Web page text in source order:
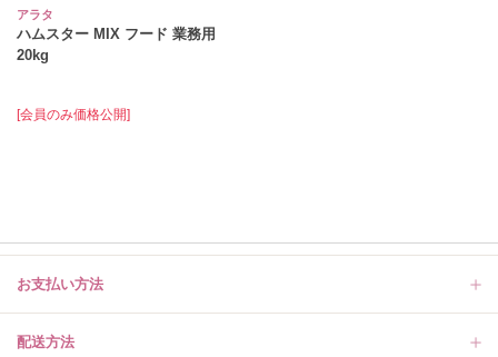
アラタ
ハムスター MIX フード 業務用
20kg
[会員のみ価格公開]
お支払い方法
配送方法